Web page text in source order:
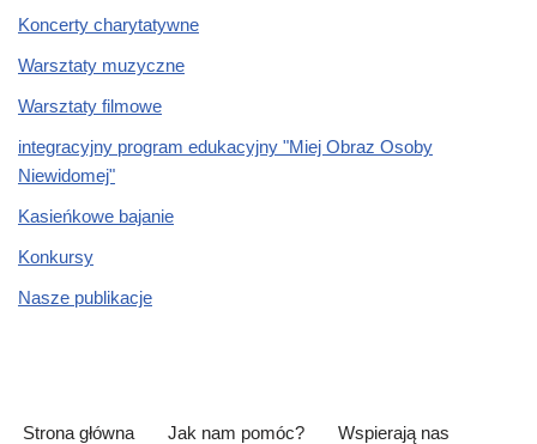
Koncerty charytatywne
Warsztaty muzyczne
Warsztaty filmowe
integracyjny program edukacyjny "Miej Obraz Osoby
Niewidomej"
Kasieńkowe bajanie
Konkursy
Nasze publikacje
Strona główna Jak nam pomóc? Wspierają nas